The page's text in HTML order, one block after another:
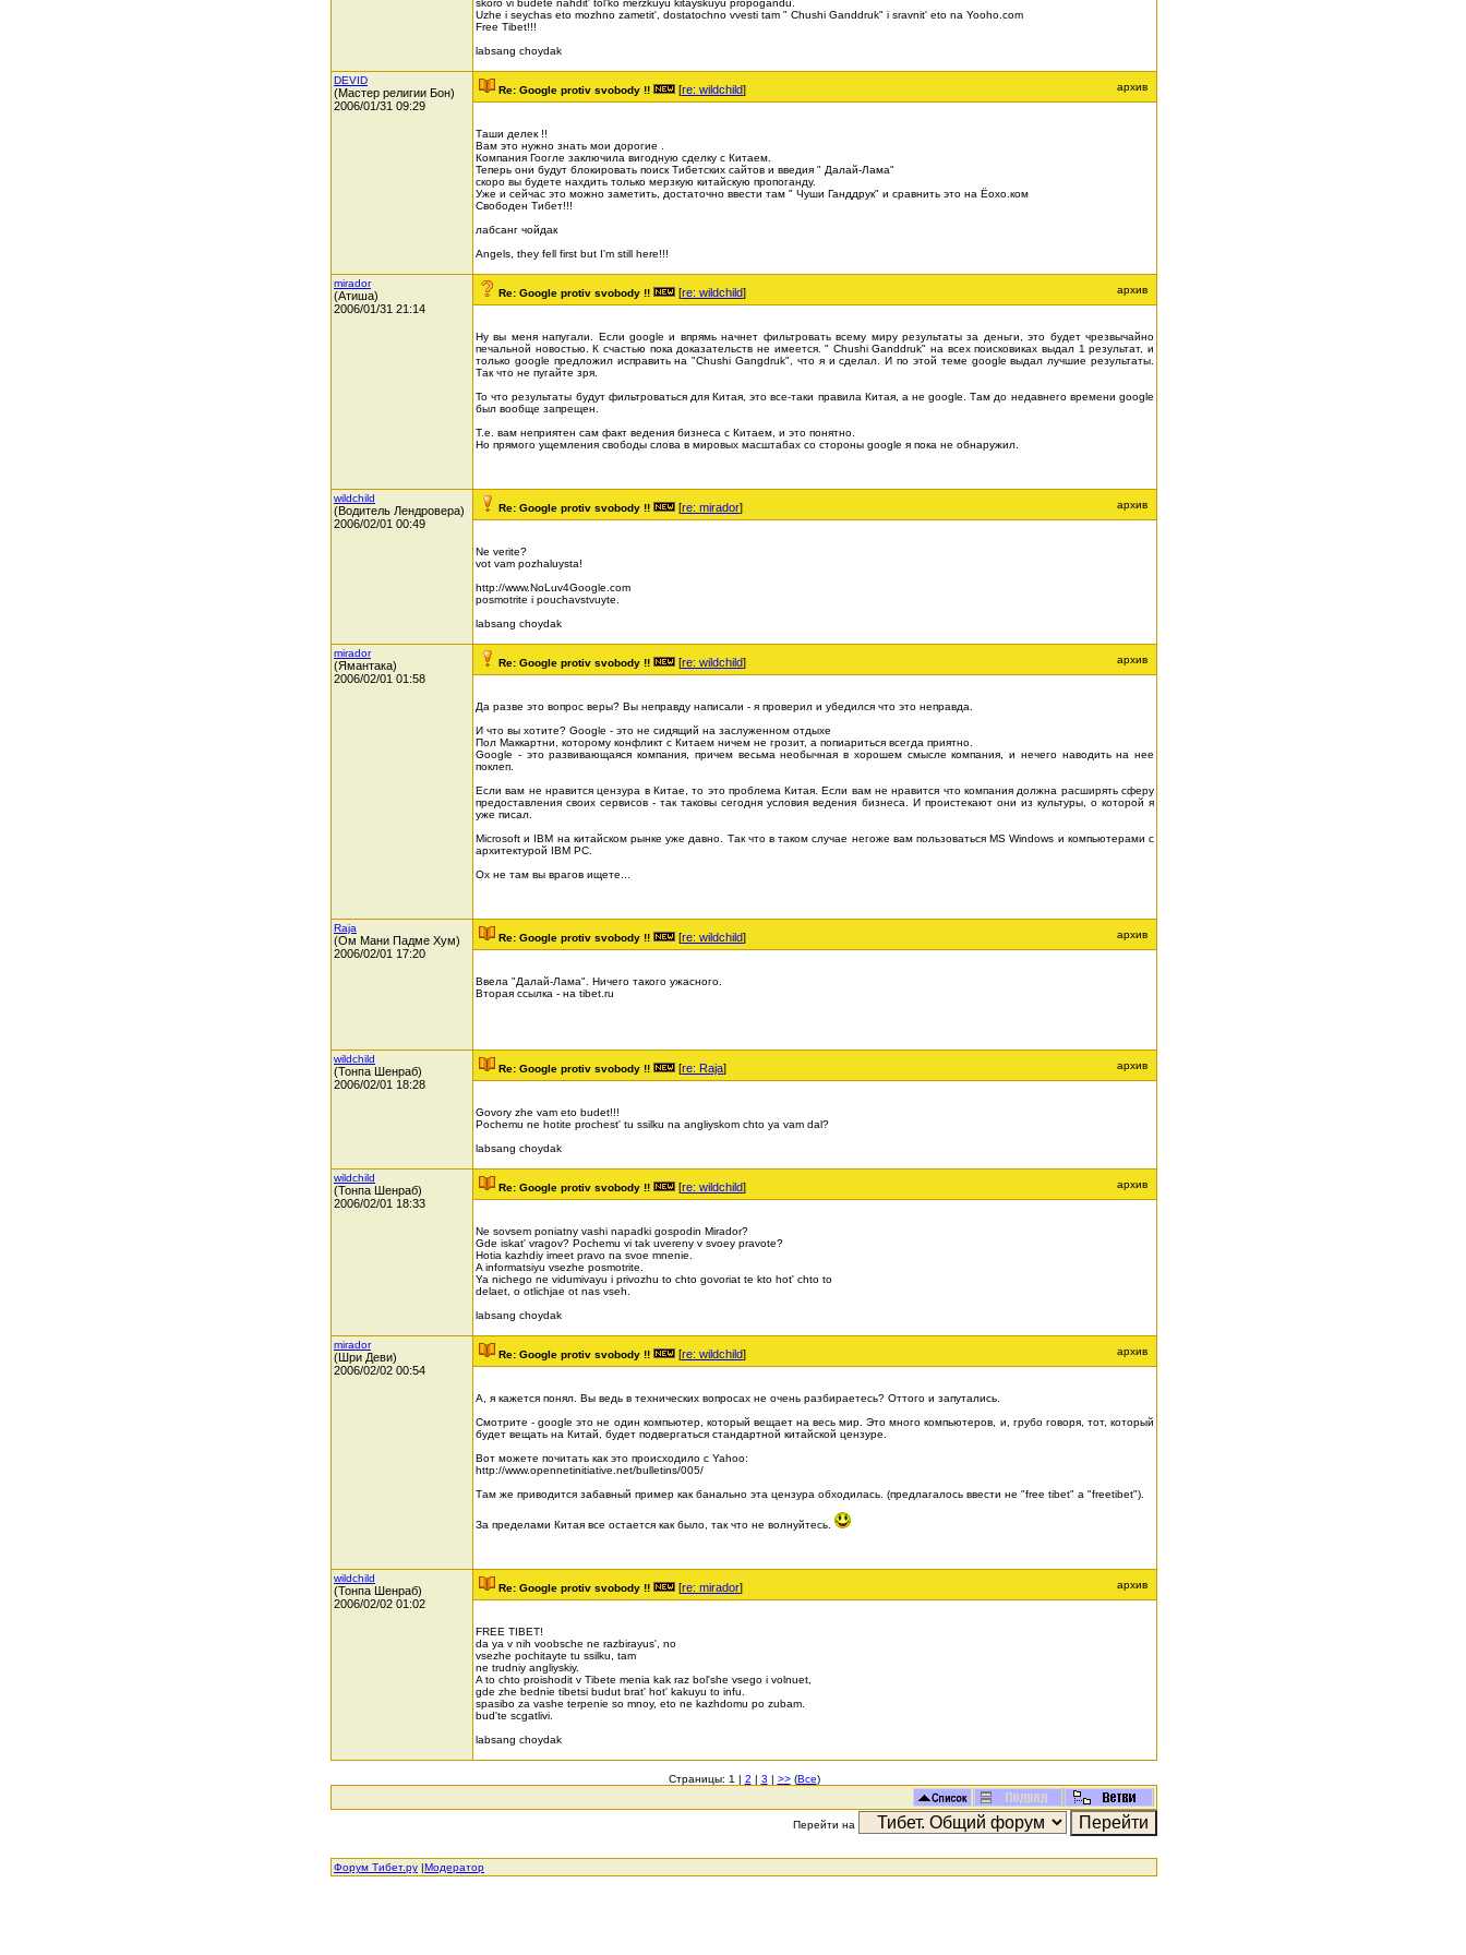
skoro vi budete nahdit' tol'ko merzkuyu kitayskuyu propogandu.
Uzhe i seychas eto mozhno zametit', dostatochno vvesti tam " Chushi Ganddruk" i sravnit' eto na Yooho.com
Free Tibet!!!
labsang choydak
DEVID
(Мастер религии Бон)
2006/01/31 09:29
Re: Google protiv svobody !! [re: wildchild] архив
Таши делек !!
Вам это нужно знать мои дорогие .
Компания Гоогле заключила вигодную сделку с Китаем.
Теперь они будут блокировать поиск Тибетских сайтов и введия " Далай-Лама"
скоро вы будете нахдить только мерзкую китайскую пропоганду.
Уже и сейчас это можно заметить, достаточно ввести там " Чуши Ганддрук" и сравнить это на Ёохо.ком
Свободен Тибет!!!
лабсанг чойдак
Angels, they fell first but I'm still here!!!
mirador
(Атиша)
2006/01/31 21:14
Re: Google protiv svobody !! [re: wildchild] архив
Ну вы меня напугали. Если google и впрямь начнет фильтровать всему миру результаты за деньги, это будет чрезвычайно
печальной новостью. К счастью пока доказательств не имеется. " Chushi Ganddruk" на всех поисковиках выдал 1 результат, и
только google предложил исправить на "Chushi Gangdruk", что я и сделал. И по этой теме google выдал лучшие результаты.
Так что не пугайте зря.
То что результаты будут фильтроваться для Китая, это все-таки правила Китая, а не google. Там до недавнего времени google
был вообще запрещен.
Т.е. вам неприятен сам факт ведения бизнеса с Китаем, и это понятно.
Но прямого ущемления свободы слова в мировых масштабах со стороны google я пока не обнаружил.
wildchild
(Водитель Лендровера)
2006/02/01 00:49
Re: Google protiv svobody !! [re: mirador] архив
Ne verite?
vot vam pozhaluysta!
http://www.NoLuv4Google.com
posmotrite i pouchavstvuyte.
labsang choydak
mirador
(Ямантака)
2006/02/01 01:58
Re: Google protiv svobody !! [re: wildchild] архив
Да разве это вопрос веры? Вы неправду написали - я проверил и убедился что это неправда.
И что вы хотите? Google - это не сидящий на заслуженном отдыхе
Пол Маккартни, которому конфликт с Китаем ничем не грозит, а попиариться всегда приятно.
Google - это развивающаяся компания, причем весьма необычная в хорошем смысле компания, и нечего наводить на нее
поклеп.
Если вам не нравится цензура в Китае, то это проблема Китая. Если вам не нравится что компания должна расширять сферу
предоставления своих сервисов - так таковы сегодня условия ведения бизнеса. И проистекают они из культуры, о которой я
уже писал.
Microsoft и IBM на китайском рынке уже давно. Так что в таком случае негоже вам пользоваться MS Windows и компьютерами с
архитектурой IBM PC.
Ох не там вы врагов ищете...
Raja
(Ом Мани Падме Хум)
2006/02/01 17:20
Re: Google protiv svobody !! [re: wildchild] архив
Ввела "Далай-Лама". Ничего такого ужасного.
Вторая ссылка - на tibet.ru
wildchild
(Тонпа Шенраб)
2006/02/01 18:28
Re: Google protiv svobody !! [re: Raja] архив
Govory zhe vam eto budet!!!
Pochemu ne hotite prochest' tu ssilku na angliyskom chto ya vam dal?
labsang choydak
wildchild
(Тонпа Шенраб)
2006/02/01 18:33
Re: Google protiv svobody !! [re: wildchild] архив
Ne sovsem poniatny vashi napadki gospodin Mirador?
Gde iskat' vragov? Pochemu vi tak uvereny v svoey pravote?
Hotia kazhdiy imeet pravo na svoe mnenie.
A informatsiyu vsezhe posmotrite.
Ya nichego ne vidumivayu i privozhu to chto govoriat te kto hot' chto to
delaet, o otlichjae ot nas vseh.
labsang choydak
mirador
(Шри Деви)
2006/02/02 00:54
Re: Google protiv svobody !! [re: wildchild] архив
А, я кажется понял. Вы ведь в технических вопросах не очень разбираетесь? Оттого и запутались.
Смотрите - google это не один компьютер, который вещает на весь мир. Это много компьютеров, и, грубо говоря, тот, который
будет вещать на Китай, будет подвергаться стандартной китайской цензуре.
Вот можете почитать как это происходило с Yahoo:
http://www.opennetinitiative.net/bulletins/005/
Там же приводится забавный пример как банально эта цензура обходилась. (предлагалось ввести не "free tibet" а "freetibet").
За пределами Китая все остается как было, так что не волнуйтесь.
wildchild
(Тонпа Шенраб)
2006/02/02 01:02
Re: Google protiv svobody !! [re: mirador] архив
FREE TIBET!
da ya v nih voobsche ne razbirayus', no
vsezhe pochitayte tu ssilku, tam
ne trudniy angliyskiy.
A to chto proishodit v Tibete menia kak raz bol'she vsego i volnuet,
gde zhe bednie tibetsi budut brat' hot' kakuyu to infu.
spasibo za vashe terpenie so mnoy, eto ne kazhdomu po zubam.
bud'te scgatlivi.
labsang choydak
Страницы: 1 | 2 | 3 | >>(Все)
Перейти на
Форум Тибет.ру |Модератор